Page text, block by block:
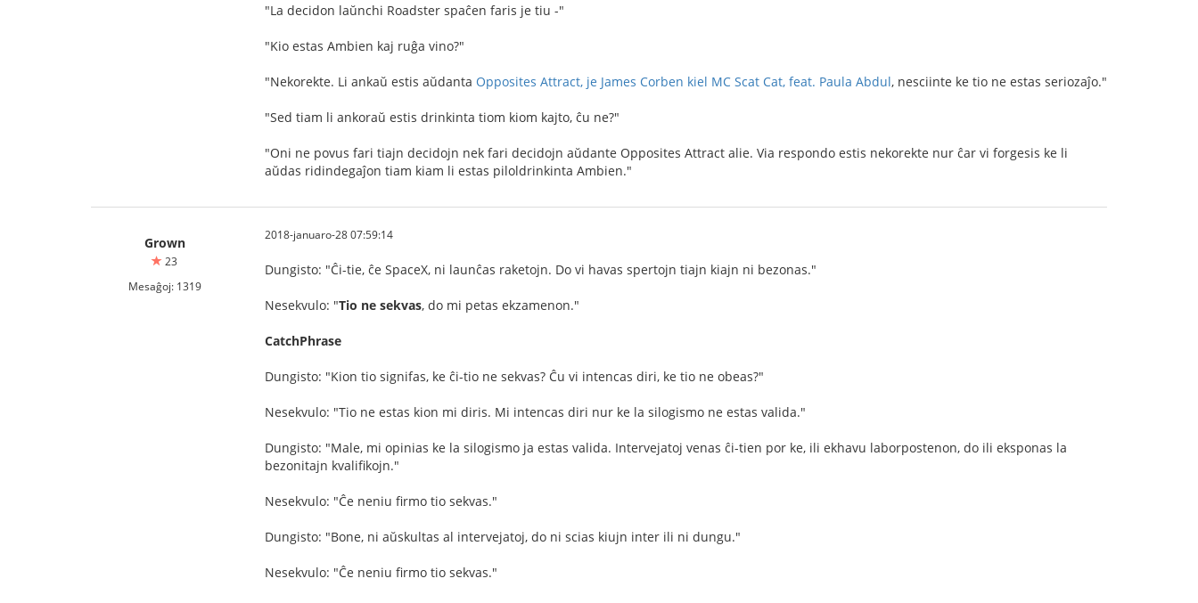
"La decidon laŭnchi Roadster spaĉen faris je tiu -"
"Kio estas Ambien kaj ruĝa vino?"
"Nekorekte. Li ankaŭ estis aŭdanta Opposites Attract, je James Corben kiel MC Scat Cat, feat. Paula Abdul, nesciinte ke tio ne estas seriozaĵo."
"Sed tiam li ankoraŭ estis drinkinta tiom kiom kajto, ĉu ne?"
"Oni ne povus fari tiajn decidojn nek fari decidojn aŭdante Opposites Attract alie. Via respondo estis nekorekte nur ĉar vi forgesis ke li
aŭdas ridindegaĵon tiam kiam li estas piloldrinkinta Ambien."
Grown
23
Mesaĝoj: 1319
2018-januaro-28 07:59:14
Dungisto: "Ĉi-tie, ĉe SpaceX, ni launĉas raketojn. Do vi havas spertojn tiajn kiajn ni bezonas."
Nesekvulo: "Tio ne sekvas, do mi petas ekzamenon."
CatchPhrase
Dungisto: "Kion tio signifas, ke ĉi-tio ne sekvas? Ĉu vi intencas diri, ke tio ne obeas?"
Nesekvulo: "Tio ne estas kion mi diris. Mi intencas diri nur ke la silogismo ne estas valida."
Dungisto: "Male, mi opinias ke la silogismo ja estas valida. Intervejatoj venas ĉi-tien por ke, ili ekhavu laborpostenon, do ili eksponas la
bezonitajn kvalifikojn."
Nesekvulo: "Ĉe neniu firmo tio sekvas."
Dungisto: "Bone, ni aŭskultas al intervejatoj, do ni scias kiujn inter ili ni dungu."
Nesekvulo: "Ĉe neniu firmo tio sekvas."